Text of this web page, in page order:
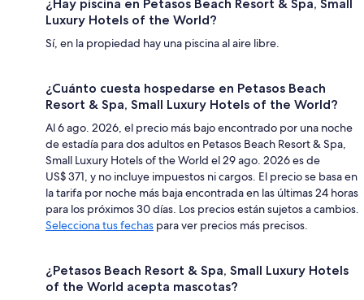
¿Hay piscina en Petasos Beach Resort & Spa, Small
Luxury Hotels of the World?
Sí, en la propiedad hay una piscina al aire libre.
¿Cuánto cuesta hospedarse en Petasos Beach
Resort & Spa, Small Luxury Hotels of the World?
Al 6 ago. 2026, el precio más bajo encontrado por una noche
de estadía para dos adultos en Petasos Beach Resort & Spa,
Small Luxury Hotels of the World el 29 ago. 2026 es de
US$ 371, y no incluye impuestos ni cargos. El precio se basa en
la tarifa por noche más baja encontrada en las últimas 24 horas
para los próximos 30 días. Los precios están sujetos a cambios.
Selecciona tus fechas para ver precios más precisos.
¿Petasos Beach Resort & Spa, Small Luxury Hotels
of the World acepta mascotas?